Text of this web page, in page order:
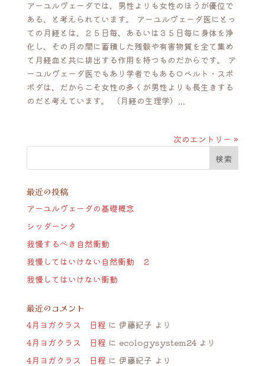
アーユルヴェーダでは、男性よりも女性のほうが優位で
ある、と考えられています。 アーユルヴェーダ医にとっ
ての月経とは、２５日毎、あるいは３５日毎に身体を浄
化し、その月の間に蓄積した残骸や有害物質を全て集め
て月経血と共に排出する作用を持つものだからです。 ア
ーユルヴェーダ医でもあり学者でもあるロベルト・スボ
ボダは、だからこそ女性の多くが男性よりも長生きする
のだと考えています。 （月経の生理学）...
次のエントリー »
最近の投稿
アーユルヴェーダの基礎概念
シッダーンタ
我慢するべき自然衝動
我慢してはいけない自然衝動 ２
我慢してはいけない衝動
最近のコメント
4月ヨガクラス 日程 に 伊藤紀子 より
4月ヨガクラス 日程 に ecologysystem24より
4月ヨガクラス 日程 に 伊藤紀子 より